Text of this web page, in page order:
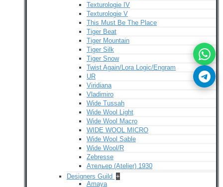
Texturologie IV
Texturologie V
This Must Be The Place
Tiger Beat
Tiger Mountain
Tiger Silk
Tiger Snow
Twist Again/Lora Logic/Engram
UR
Viridiana
Vladimiro
Wide Tussah
Wide Wool Light
Wide Wool Macro
WIDE WOOL MICRO
Wide Wool Sable
Wide Wool/R
Zebresse
Ательер (Atelier) 1930
Designers Guild +
Amaya